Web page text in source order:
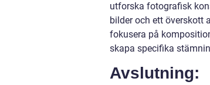
utforska fotografisk
bilder och ett överskott
fokusera på
skapa specifika
Avslutning: